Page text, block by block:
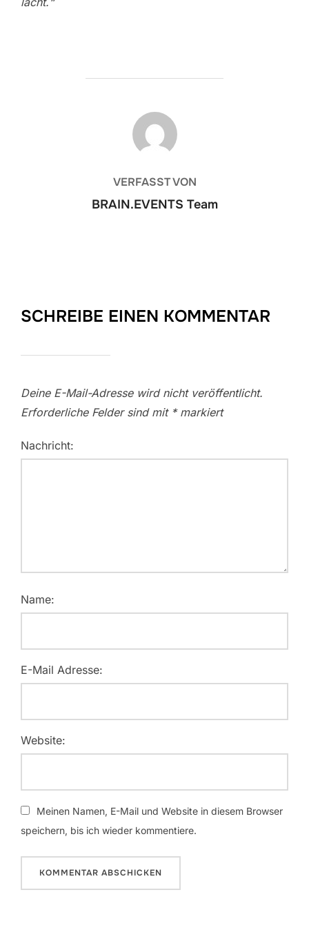
BEITRAGSAUTOR
VERFASST VON
BRAIN.EVENTS Team
SCHREIBE EINEN KOMMENTAR
Deine E-Mail-Adresse wird nicht veröffentlicht.
Erforderliche Felder sind mit *markiert
Nachricht:
Name:
E-Mail Adresse:
Website:
Meinen Namen, E-Mail und Website in diesem Browser
speichern, bis ich wieder kommentiere.